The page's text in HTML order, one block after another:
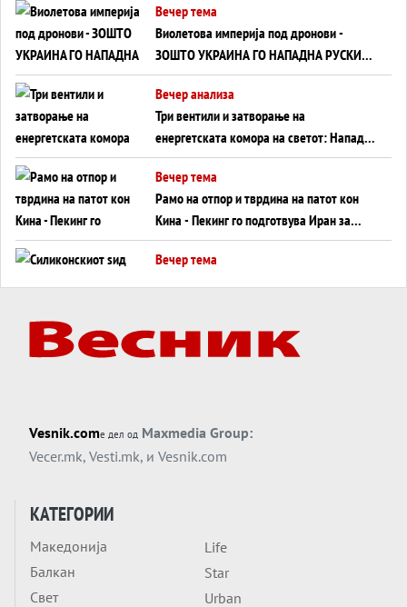
Вечер тема
Виолетова империја под дронови -
ЗОШТО УКРАИНА ГО НАПАДНА РУСКИОТ
WILDBERRIES
Вечер анализа
Три вентили и затворање на
енергетската комора на светот: Нападот
во Суец најавува глобален енергетски
инфаркт?
Вечер тема
Рамо на отпор и тврдина на патот кон
Кина - Пекинг го подготвува Иран за
американска копнена инвазија
Вечер тема
Вечер тема
Трамп тврди дека повторно „разговара“
Вечер тема
ДЛАБОКО УДОЛУ: Сметководствените
трикови што го соборија ЕНРОН ги
Вечер тема
Vesnik.comе дел од Maxmedia Group:
Vecer.mk, Vesti.mk, и Vesnik.com
КАТЕГОРИИ
Македонија
Балкан
Свет
Life
Star
Urban